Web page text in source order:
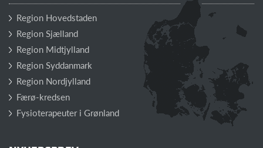
Region Hovedstaden
Region Sjælland
Region Midtjylland
Region Syddanmark
Region Nordjylland
Færø-kredsen
Fysioterapeuter i Grønland